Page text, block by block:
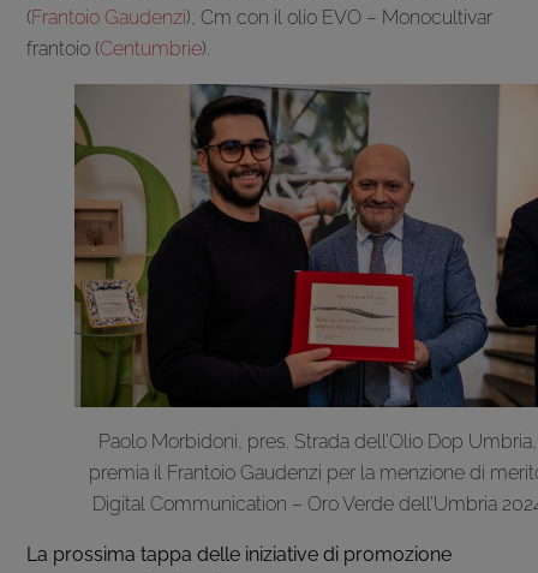
(Frantoio Gaudenzi), Cm con il olio EVO – Monocultivar
frantoio (Centumbrie).
Paolo Morbidoni, pres. Strada dell’Olio Dop Umbria,
premia il Frantoio Gaudenzi per la menzione di
Digital Communication – Oro Verde dell’Umbria
La prossima tappa delle iniziative di promozione